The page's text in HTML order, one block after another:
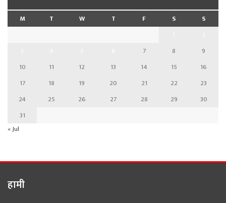
M T W T F S
S
7 8
9
10
11 12 13 14 15
16
17
18 19 20 21 22
23
24
25 26 27 28 29
30
31
« Jul
हामी